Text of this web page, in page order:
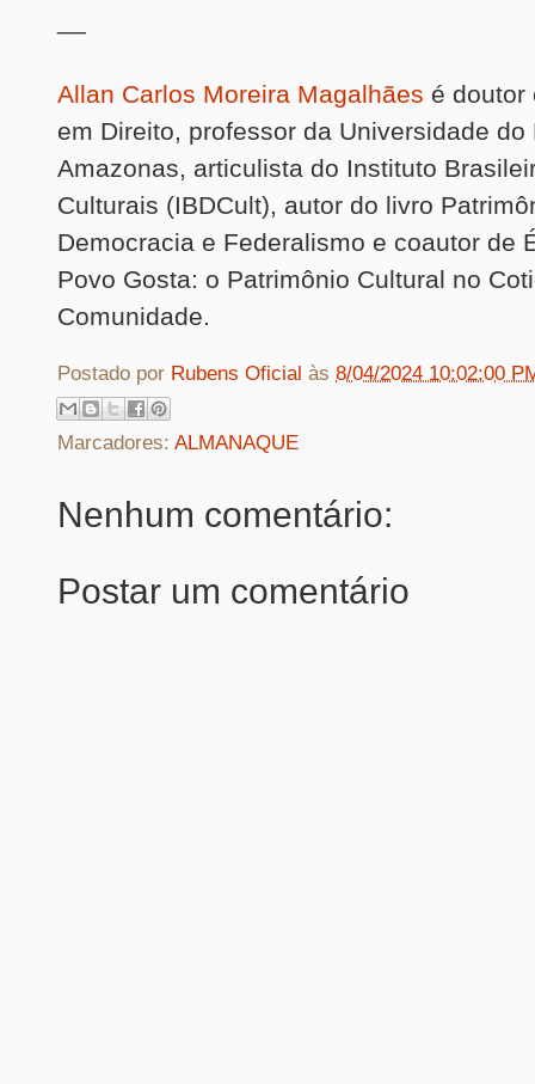
Allan Carlos Moreira Magalhães é doutor
em Direito, professor da Universidade do
Amazonas, articulista do Instituto
Culturais (IBDCult), autor do livro
Democracia e Federalismo e coautor de
Povo Gosta: o Patrimônio Cultural no
Comunidade.
Postado por Rubens Oficial às 8/04/2024 10:02:00
Marcadores: ALMANAQUE
Nenhum comentário:
Postar um comentário